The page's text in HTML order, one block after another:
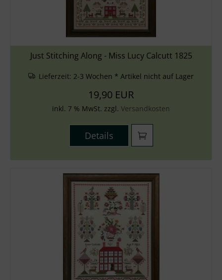
Just Stitching Along - Miss Lucy Calcutt 1825
Lieferzeit: 2-3 Wochen * Artikel nicht auf Lager
19,90 EUR
inkl. 7 % MwSt. zzgl. Versandkosten
Details